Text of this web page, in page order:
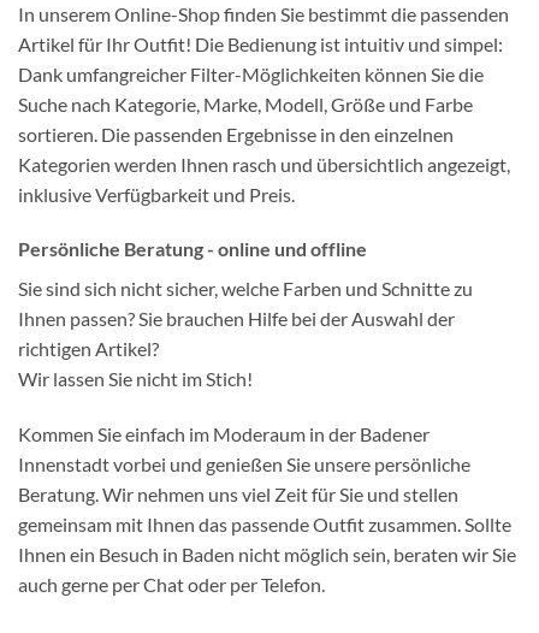
In unserem Online-Shop finden Sie bestimmt die passenden
Artikel für Ihr Outfit! Die Bedienung ist intuitiv und simpel:
Dank umfangreicher Filter-Möglichkeiten können Sie die
Suche nach Kategorie, Marke, Modell, Größe und Farbe
sortieren. Die passenden Ergebnisse in den einzelnen
Kategorien werden Ihnen rasch und übersichtlich angezeigt,
inklusive Verfügbarkeit und Preis.
Persönliche Beratung - online und offline
Sie sind sich nicht sicher, welche Farben und Schnitte zu
Ihnen passen? Sie brauchen Hilfe bei der Auswahl der
richtigen Artikel?
Wir lassen Sie nicht im Stich!
Kommen Sie einfach im Moderaum in der Badener
Innenstadt vorbei und genießen Sie unsere persönliche
Beratung. Wir nehmen uns viel Zeit für Sie und stellen
gemeinsam mit Ihnen das passende Outfit zusammen. Sollte
Ihnen ein Besuch in Baden nicht möglich sein, beraten wir Sie
auch gerne per Chat oder per Telefon.